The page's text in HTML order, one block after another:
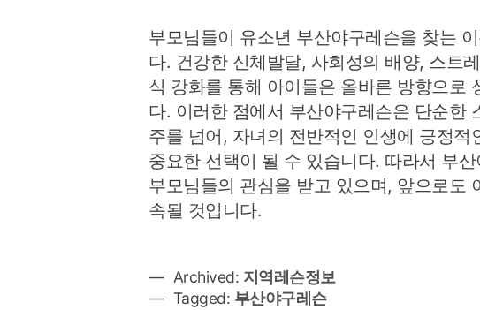
부모님들이 유소년 부산야구레슨을 찾는
다. 건강한 신체발달, 사회성의 배양, 스트
식 강화를 통해 아이들은 올바른 방향으로
다. 이러한 점에서 부산야구레슨은 단순한
주를 넘어, 자녀의 전반적인 인생에 긍정적
중요한 선택이 될 수 있습니다. 따라서 부
부모님들의 관심을 받고 있으며, 앞으로도
속될 것입니다.
Archived: 지역레슨정보
Tagged: 부산야구레슨